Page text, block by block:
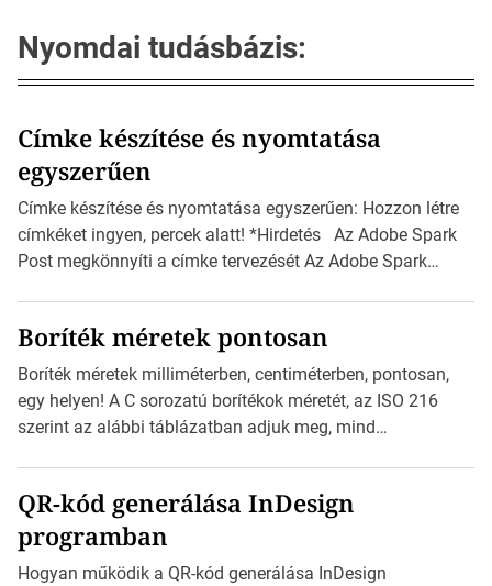
Nyomdai tudásbázis:
Címke készítése és nyomtatása
egyszerűen
Címke készítése és nyomtatása egyszerűen: Hozzon létre
címkéket ingyen, percek alatt! *Hirdetés Az Adobe Spark
Post megkönnyíti a címke tervezését Az Adobe Spark
igazán foroghatnak a kreatív fogaskerekek, miközben
zajlik a saját címke készítése. Hogyan készítsünk címkét?
Válasszon méretet és alakot: Válassza ki a kívánt címke
méretét. Akár néhány […]
Boríték méretek pontosan
Boríték méretek milliméterben, centiméterben, pontosan,
egy helyen! A C sorozatú borítékok méretét, az ISO 216
szerint az alábbi táblázatban adjuk meg, mind
mutatja az A4-es papírlaphoz viszonyítva. Az amerikai és
észak-amerikai boríték méretére az ISO 216 nem
vonatkozik. Boríték méretének táblázata C0-tól […]
QR-kód generálása InDesign
programban
Hogyan működik a QR-kód generálása InDesign